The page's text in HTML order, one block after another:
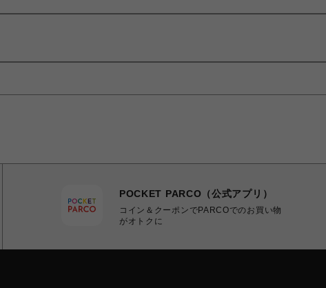
POCKET PARCO（公式アプリ）
コイン＆クーポンでPARCOでのお買い物
がオトクに